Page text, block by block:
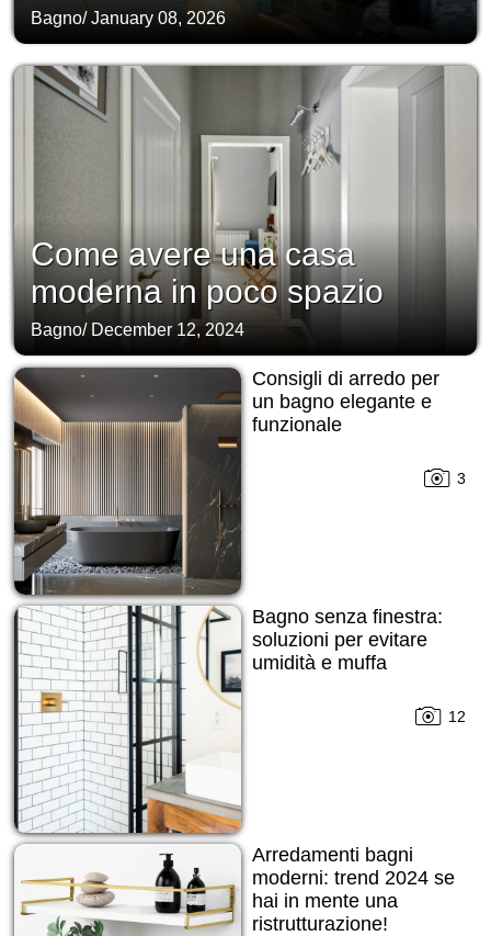
Bagno/January 08, 2026
Come avere una casa
moderna in poco spazio
Bagno/ December 12, 2024
Consigli di arredo per
un bagno elegante e
funzionale
3
Bagno senza finestra:
soluzioni per evitare
umidità e muffa
12
Arredamenti bagni
moderni: trend 2024 se
hai in mente una
ristrutturazione!